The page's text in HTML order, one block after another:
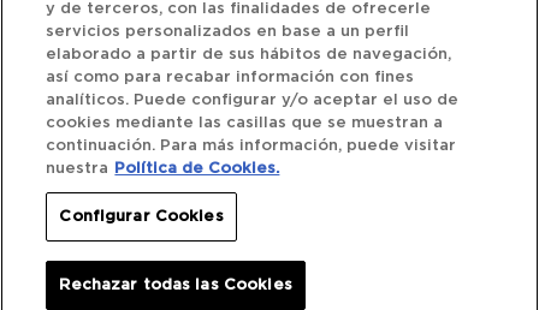
Términos y Condiciones
Política de privacidad
Política de Cookies
Siguenos
Redes Sociales
y de terceros, con las finalidades de ofrecerle
servicios personalizados en base a un perfil
elaborado a partir de sus hábitos de navegación,
así como para recabar información con fines
analíticos. Puede configurar y/o aceptar el uso de
cookies mediante las casillas que se muestran a
continuación. Para más información, puede visitar
nuestra
Política de Cookies.
Configurar Cookies
Rechazar todas las Cookies